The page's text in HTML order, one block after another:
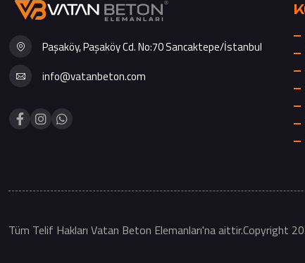
Paşaköy, Paşaköy Cd. No:70 Sancaktepe/İstanbul
info@vatanbeton.com
Tüm Telif Hakları Vatan Beton Elemanları'na aittir.Copyright